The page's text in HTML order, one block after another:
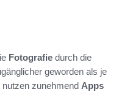
Fotografie durch die
geworden als je
nutzen zunehmend Apps